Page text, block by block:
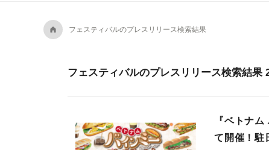
A フェスティバルのプレスリリース検索結果
フェスティバルのプレスリリース検索結果
『ベトナ
て開催！駐